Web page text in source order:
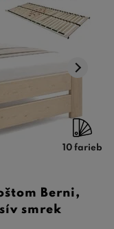
10 farieb
Berni,
smrek